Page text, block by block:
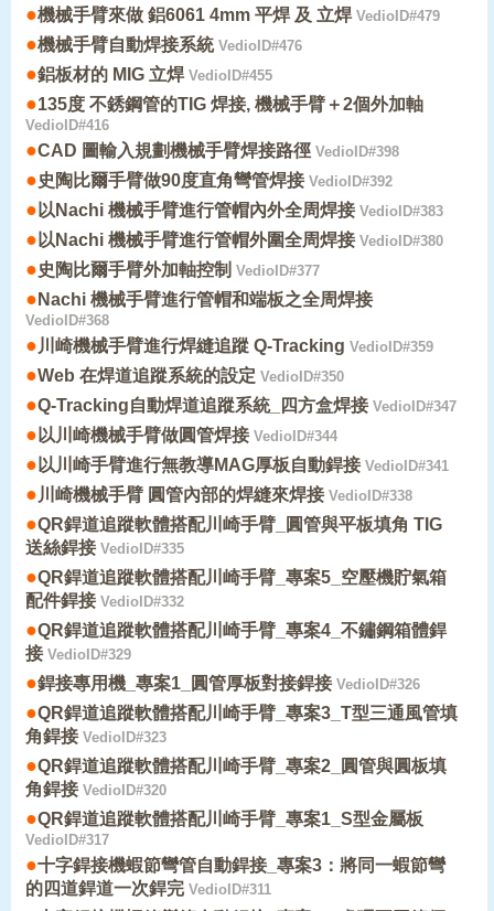
●機械手臂來做 鋁6061 4mm 平焊 及 立焊 VedioID#479
●機械手臂自動焊接系統VedioID#476
●鋁板材的 MIG 立焊 VedioID#455
●135度 不銹鋼管的TIG 焊接, 機械手臂＋2個外加軸
VedioID#416
●CAD 圖輸入規劃機械手臂焊接路徑 VedioID#398
●史陶比爾手臂做90度直角彎管焊接VedioID#392
● 以Nachi 機械手臂進行管帽內外全周焊接VedioID#383
● 以Nachi 機械手臂進行管帽外圍全周焊接VedioID#380
●史陶比爾手臂外加軸控制 VedioID#377
● Nachi 機械手臂進行管帽和端板之全周焊接
VedioID#368
● 川崎機械手臂進行焊縫追蹤 Q-Tracking VedioID#359
●Web 在焊道追蹤系統的設定 VedioID#350
●Q-Tracking自動焊道追蹤系統_四方盒焊接VedioID#347
● 以川崎機械手臂做圓管焊接VedioID#344
● 以川崎手臂進行無教導MAG厚板自動銲接VedioID#341
● 川崎機械手臂 圓管內部的焊縫來焊接VedioID#338
●QR銲道追蹤軟體搭配川崎手臂_圓管與平板填角 TIG
送絲銲接VedioID#335
●QR銲道追蹤軟體搭配川崎手臂_專案5_空壓機貯氣箱
配件銲接VedioID#332
●QR銲道追蹤軟體搭配川崎手臂_專案4_不鏽鋼箱體銲
接VedioID#329
●銲接專用機_專案1_圓管厚板對接銲接VedioID#326
●QR銲道追蹤軟體搭配川崎手臂_專案3_T型三通風管填
角銲接VedioID#323
●QR銲道追蹤軟體搭配川崎手臂_專案2_圓管與圓板填
角銲接VedioID#320
●QR銲道追蹤軟體搭配川崎手臂_專案1_S型金屬板
VedioID#317
●十字銲接機蝦節彎管自動銲接_專案3：將同一蝦節彎
的四道銲道一次銲完 VedioID#311